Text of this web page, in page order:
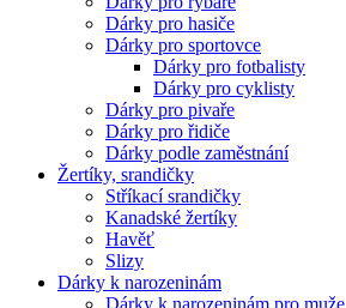
Dárky pro hasiče
Dárky pro sportovce
Dárky pro fotbalisty
Dárky pro cyklisty
Dárky pro pivaře
Dárky pro řidiče
Dárky podle zaměstnání
Žertíky, srandičky
Stříkací srandičky
Kanadské žertíky
Havěť
Slizy
Dárky k narozeninám
Dárky k narozeninám pro muže